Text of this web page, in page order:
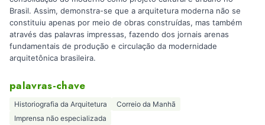
Brasil. Assim, demonstra-se que a arquitetura moderna não se
constituiu apenas por meio de obras construídas, mas também
através das palavras impressas, fazendo dos jornais arenas
fundamentais de produção e circulação da modernidade
arquitetônica brasileira.
palavras-chave
Historiografia da Arquitetura
Correio da Manhã
Imprensa não especializada